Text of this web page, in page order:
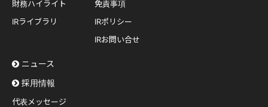
財務ハイライト
IRライブラリ
免責事項
IRポリシー
IRお問い合せ
ニュース
採用情報
代表メッセージ